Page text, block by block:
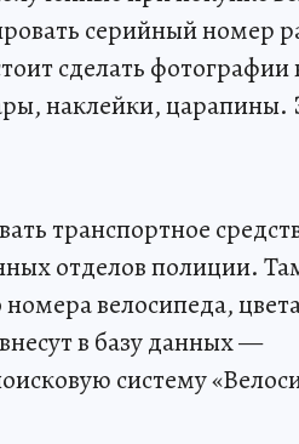
серийный номер
сделать фотографии
наклейки,
транспортное
отделов полиции.
велосипеда,
в базу данных —
систему